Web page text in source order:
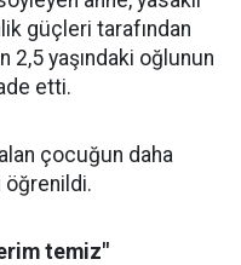
güçleri tarafından
2,5 yaşındaki oğlunun
etti.
çocuğun daha
temiz"